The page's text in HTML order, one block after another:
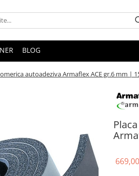
BLOG
autoadeziva Armaflex ACE gr.6 mm |